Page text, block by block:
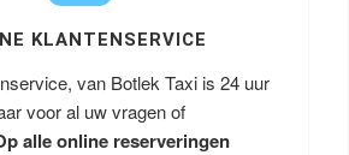
KLANTENSERVICE
van Botlek Taxi is 24 uur
voor al uw vragen of
alle online reserveringen